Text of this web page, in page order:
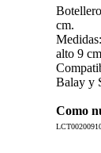
cm.
alto 9
Balay y
Como